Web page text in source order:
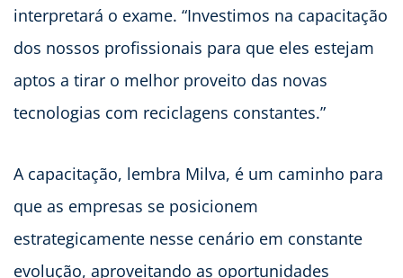
interpretará o exame. “Investimos na capacitação
dos nossos profissionais para que eles estejam
aptos a tirar o melhor proveito das novas
tecnologias com reciclagens constantes.”
A capacitação, lembra Milva, é um caminho para
que as empresas se posicionem
estrategicamente nesse cenário em constante
evolução, aproveitando as oportunidades